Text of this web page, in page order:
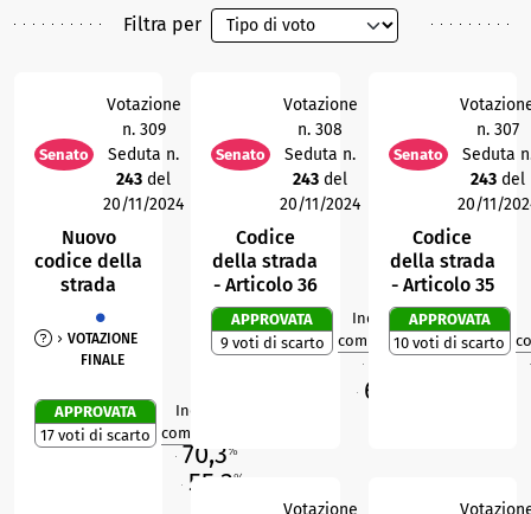
Filtra per
Senato
Votazione
n. 309
Seduta n.
243 del
20/11/2024
Nuovo
codice della
strada
VOTAZIONE
FINALE
APPROVATA
17 voti di scarto
Indice di
compattezza
70,3%
55,3%
Senato
Votazione
n. 308
Seduta n.
243 del
20/11/2024
Codice
della strada
- Articolo 36
APPROVATA
9 voti di scarto
Indice di
compattezza
67%
69,4
3
Senato
n. 307
Seduta
243del
20/11/
Codice
della strada
- Articolo 35
APPROVATA
10 voti di scarto